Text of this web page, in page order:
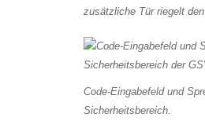
zusätzliche Tür riegelt
Code-Eingabefeld und
Sicherheitsbereich.